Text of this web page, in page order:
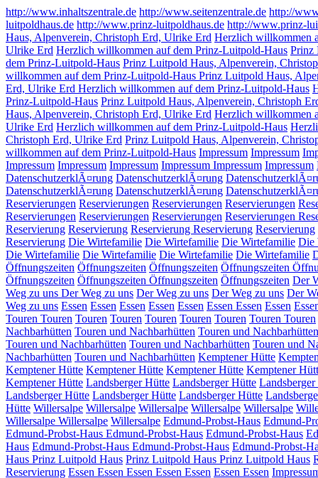
http://www.inhaltszentrale.de http://www.seitenzentrale.de http://
luitpoldhaus.de http://www.prinz-luitpoldhaus.de http://www.prinz-
Haus, Alpenverein, Christoph Erd, Ulrike Erd Herzlich willkommen
Ulrike Erd Herzlich willkommen auf dem Prinz-Luitpold-Haus Prinz
dem Prinz-Luitpold-Haus Prinz Luitpold Haus, Alpenverein,
willkommen auf dem Prinz-Luitpold-Haus Prinz Luitpold Haus,
Erd, Ulrike Erd Herzlich willkommen auf dem Prinz-Luitpold-Haus
Prinz-Luitpold-Haus Prinz Luitpold Haus, Alpenverein, Christoph
Haus, Alpenverein, Christoph Erd, Ulrike Erd Herzlich willkommen
Ulrike Erd Herzlich willkommen auf dem Prinz-Luitpold-Haus
Christoph Erd, Ulrike Erd Prinz Luitpold Haus, Alpenverein,
willkommen auf dem Prinz-Luitpold-Haus Impressum Impressum
Impressum Impressum Impressum Impressum Impressum Impressum
DatenschutzerklÃ¤rung DatenschutzerklÃ¤rung
DatenschutzerklÃ¤rung DatenschutzerklÃ¤rung
Reservierungen Reservierungen Reservierungen Reservierungen
Reservierungen Reservierungen Reservierungen Reservierungen
Reservierung Reservierung Reservierung Reservierung Reservierung
Reservierung Die Wirtefamilie Die Wirtefamilie Die Wirtefamilie Die
Die Wirtefamilie Die Wirtefamilie Die Wirtefamilie Die Wirtefamilie
Öffnungszeiten Öffnungszeiten Öffnungszeiten Öffnungszeiten
Öffnungszeiten Öffnungszeiten Öffnungszeiten Öffnungszeiten Der
Weg zu uns Der Weg zu uns Der Weg zu uns Der Weg zu uns Der
Weg zu uns Essen Essen Essen Essen Essen Essen Essen Essen
Touren Touren Touren Touren Touren Touren Touren Touren Touren
Nachbarhütten Touren und Nachbarhütten Touren und Nachbarhütten
Touren und Nachbarhütten Touren und Nachbarhütten Touren und
Nachbarhütten Touren und Nachbarhütten Kemptener Hütte
Kemptener Hütte Kemptener Hütte Kemptener Hütte Kemptener
Kemptener Hütte Landsberger Hütte Landsberger Hütte
Landsberger Hütte Landsberger Hütte Landsberger Hütte
Hütte Willersalpe Willersalpe Willersalpe Willersalpe Willersalpe
Willersalpe Willersalpe Willersalpe Edmund-Probst-Haus Edmund-
Edmund-Probst-Haus Edmund-Probst-Haus Edmund-Probst-Haus
Haus Edmund-Probst-Haus Edmund-Probst-Haus Edmund-Probst-
Haus Prinz Luitpold Haus Prinz Luitpold Haus Prinz Luitpold Haus
Reservierung Essen Essen Essen Essen Essen Essen Essen